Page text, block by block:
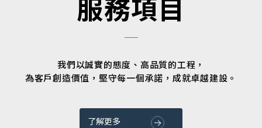
服務項目
我們以誠實的態度、高品質的工程，
為客戶創造價值，堅守每一個承諾，成就卓越建設。
了解更多